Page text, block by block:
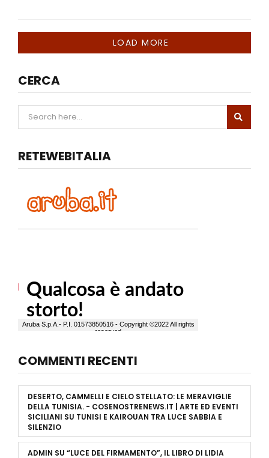
LOAD MORE
CERCA
RETEWEBITALIA
COMMENTI RECENTI
DESERTO, CAMMELLI E CIELO STELLATO: LE MERAVIGLIE
DELLA TUNISIA. - COSENOSTRENEWS.IT | ARTE ED EVENTI
SICILIANI SU TUNISI E KAIROUAN TRA LUCE SABBIA E
SILENZIO
ADMIN SU “LUCE DEL FIRMAMENTO”, IL LIBRO DI LIDIA